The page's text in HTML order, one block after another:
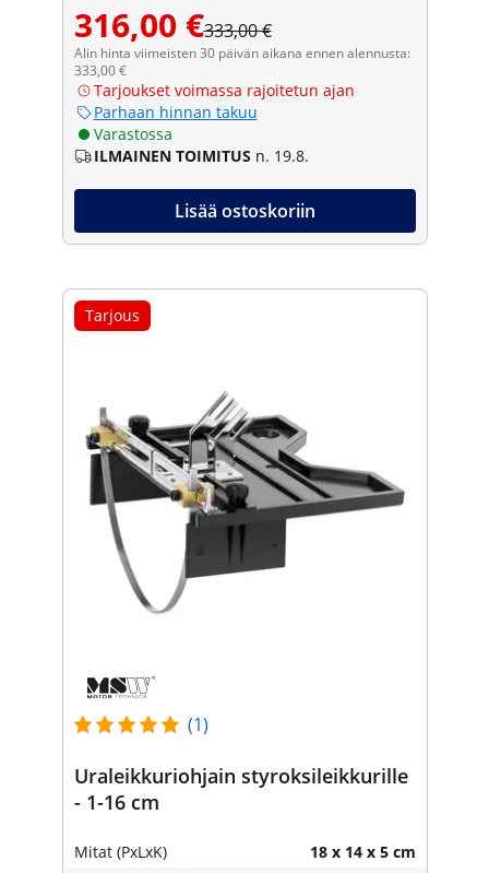
316,00 €333,00 €
Alin hinta viimeisten 30 päivän aikana ennen alennusta:
333,00 €
Tarjoukset voimassa rajoitetun ajan
Parhaan hinnan takuu
Varastossa
ILMAINEN TOIMITUS n. 19.8.
Lisää ostoskoriin
Tarjous
(1)
Uraleikkuriohjain styroksileikkurille
- 1-16 cm
Mitat (PxLxK) 18 x 14 x 5 cm